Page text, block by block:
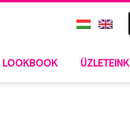
LOOKBOOK ÜZLETEINK